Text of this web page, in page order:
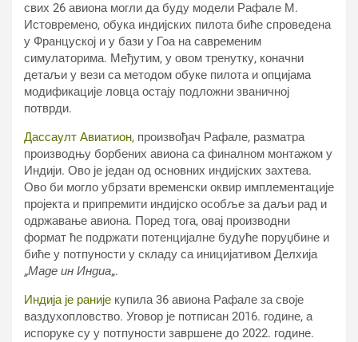
свих 26 авиона могли да буду модели Рафале М.
Истовремено, обука индијских пилота биће спроведена
у Француској и у бази у Гоа на савременим
симулаторима. Међутим, у овом тренутку, коначни
детаљи у вези са методом обуке пилота и опцијама
модификације ловца остају подложни званичној
потврди.
Дассаулт Авиатион, произвођач Рафале, разматра
производњу борбених авиона са финалном монтажом у
Индији. Ово је један од основних индијских захтева.
Ово би могло убрзати временски оквир имплементације
пројекта и припремити индијско особље за даљи рад и
одржавање авиона. Поред тога, овај производни
формат ће подржати потенцијалне будуће поруџбине и
биће у потпуности у складу са иницијативом Делхија
„Маде ин Индиа„.
Индија је раније купила 36 авиона Рафале за своје
ваздухопловство. Уговор је потписан 2016. године, а
испоруке су у потпуности завршене до 2022. године.